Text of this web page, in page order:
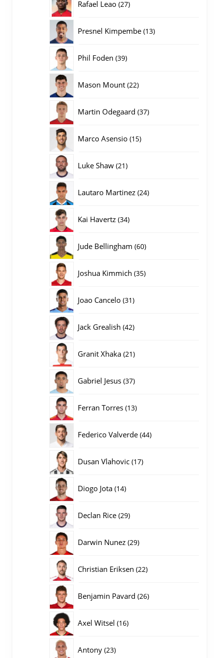
Rafael Leao 2727
Presnel Kimpembe 1313
Phil Foden 3939
Mason Mount 2222
Martin Odegaard 3737
Marco Asensio 1515
Luke Shaw 2121
Lautaro Martinez 2424
Kai Havertz 3434
Jude Bellingham 6060
Joshua Kimmich 3535
Joao Cancelo 3131
Jack Grealish 4242
Granit Xhaka 2121
Gabriel Jesus 3737
Ferran Torres 1313
Federico Valverde 4444
Dusan Vlahovic 1717
Diogo Jota 1414
Declan Rice 2929
Darwin Nunez 2929
Christian Eriksen 2222
Benjamin Pavard 2626
Axel Witsel 1616
Antony 2323